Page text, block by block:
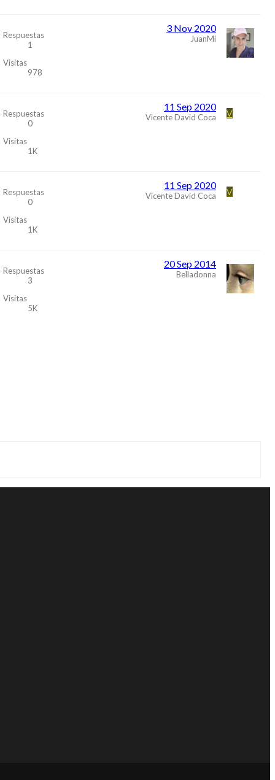
Respuestas
1
Visitas
978
3 Nov 2020
JuanMi
Respuestas
0
Visitas
1K
11 Sep 2020
Vicente David Coca V
Respuestas
0
Visitas
1K
11 Sep 2020
Vicente David Coca V
Respuestas
3
Visitas
5K
20 Sep 2014
Belladonna